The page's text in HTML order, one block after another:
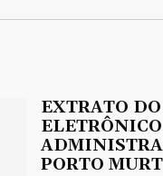
EXTRATO
PORTO